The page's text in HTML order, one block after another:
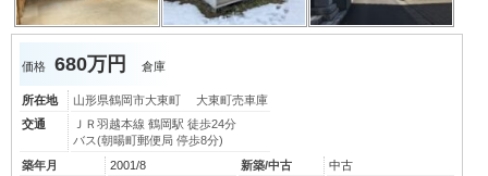
価格 680万円 倉庫
所在地
山形県鶴岡市大東町 大東町売車庫
交通
ＪＲ羽越本線 鶴岡駅 徒歩24分
バス(朝暘町郵便局 停歩8分)
築年月
2001/8 新築/中古
中古